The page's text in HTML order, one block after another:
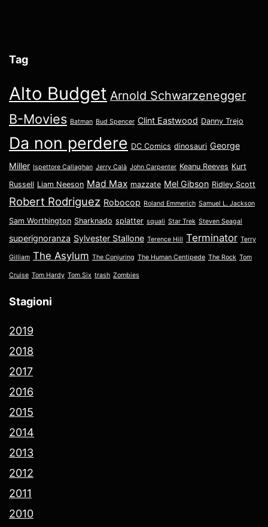
Tag
Alto Budget Arnold Schwarzenegger
B-Movies Batman Bud Spencer Clint Eastwood Danny Trejo
Da non perdere DC Comics dinosauri George
Miller Ispettore Callaghan Jerry Calà John Carpenter Keanu Reeves Kurt
Russell Liam Neeson Mad Max mazzate Mel Gibson Ridley Scott
Robert Rodriguez Robocop Roland Emmerich Samuel L. Jackson
Sam Worthington Sharknado splatter squali Star Trek Steven Seagal
superignoranza Sylvester Stallone Terence Hill Terminator Terry
Gilliam The Asylum The Conjuring The Human Centipede The Rock Tom
Cruise Tom Hardy Tom Six trash Zombies
Stagioni
2019
2018
2017
2016
2015
2014
2013
2012
2011
2010